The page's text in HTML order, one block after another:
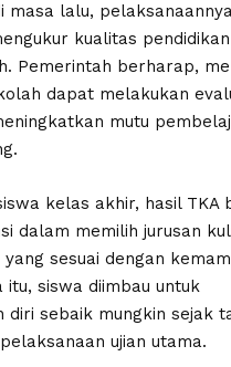
masa lalu,
kualitas
Pemerintah berharap,
dapat melakukan
mutu
kelas akhir, hasil TKA
dalam memilih jurusan
sesuai dengan
itu, siswa diimbau untuk
diri sebaik mungkin sejak
ujian utama.